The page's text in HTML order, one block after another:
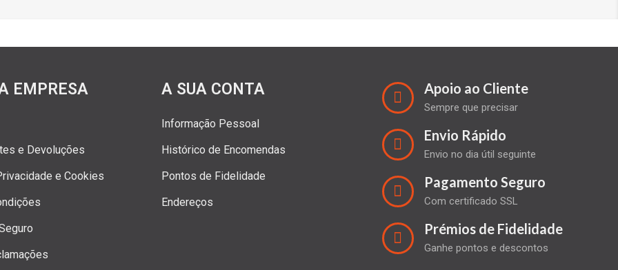
EMPRESA
e Devoluções
e Cookies
A SUA CONTA
Informação Pessoal
Histórico de Encomendas
Pontos de Fidelidade
Endereços
Apoio ao Cliente
Sempre que precisar
Envio Rápido
Envio no dia útil seguinte
Pagamento Seguro
Com certificado SSL
Prémios de Fidelidade
Ganhe pontos e descontos